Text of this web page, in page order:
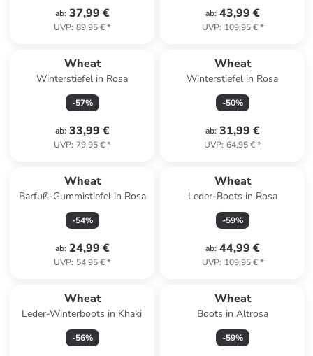
ab: 37,99 €
UVP: 89,95 €*
ab: 43,99 €
UVP: 109,95 €*
Wheat
Winterstiefel in Rosa
-57%
ab: 33,99 €
UVP: 79,95 €*
Wheat
Winterstiefel in Rosa
-50%
ab: 31,99 €
UVP: 64,95 €*
Wheat
Barfuß-Gummistiefel in Rosa
-54%
ab: 24,99 €
UVP: 54,95 €*
Wheat
Leder-Boots in Rosa
-59%
ab: 44,99 €
UVP: 109,95 €*
Wheat
Leder-Winterboots in Khaki
-56%
Wheat
Boots in Altrosa
-59%